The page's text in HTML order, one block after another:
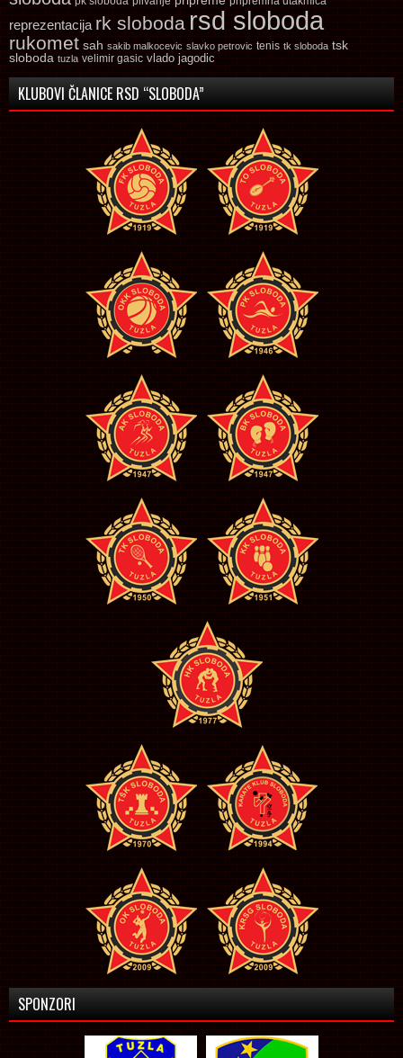
reprezentacija rk sloboda rsd sloboda
rukomet sah sakib malkocevic slavko petrovic tenis tk sloboda tsk
sloboda tuzla velimir gasic vlado jagodic
KLUBOVI ČLANICE RSD “SLOBODA”
SPONZORI